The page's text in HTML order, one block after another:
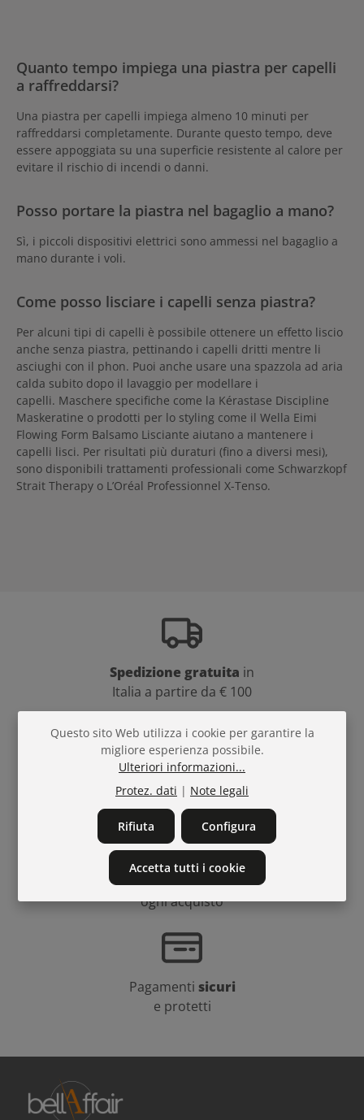
Quanto tempo impiega una piastra per capelli
a raffreddarsi?
Una piastra per capelli impiega almeno 10 minuti per
raffreddarsi completamente. Durante questo tempo, deve
essere appoggiata su una superficie resistente al calore per
evitare il rischio di incendi o danni.
Posso portare la piastra nel bagaglio a mano?
Sì, i piccoli dispositivi elettrici sono ammessi nel bagaglio a
mano durante i voli.
Come posso lisciare i capelli senza piastra?
Per alcuni tipi di capelli è possibile ottenere un effetto liscio
anche senza piastra, pettinando i capelli dritti mentre li
asciughi con il phon. Puoi anche usare una spazzola ad aria
calda subito dopo il lavaggio per modellare i
capelli. Maschere specifiche come la Kérastase Discipline
Maskeratine o prodotti per lo styling come il Wella Eimi
Flowing Form Balsamo Lisciante aiutano a mantenere i
capelli lisci. Per risultati più duraturi (fino a diversi mesi),
sono disponibili trattamenti professionali come Schwarzkopf
Strait Therapy o L’Oréal Professionnel X-Tenso.
Spedizione gratuita in
Italia a partire da € 100
Tel.+43311221216
Mail:mail@bellaffair.com
Punti fedeltàa
ogni acquisto
Pagamenti sicuri
e protetti
Questo sito Web utilizza i cookie per garantire la
migliore esperienza possibile.
Ulteriori informazioni...
Protez. dati | Note legali
Rifiuta Configura
Accetta tutti i cookie